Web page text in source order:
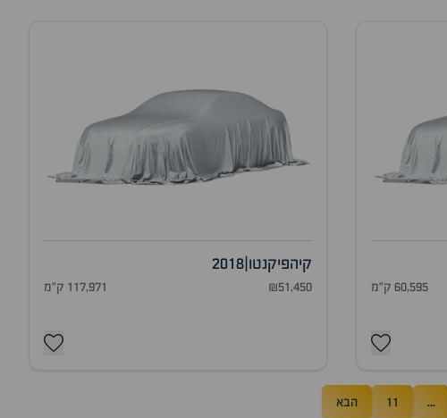
60,595 ק"מ
קיהפיקנטו 2018
₪51,450 117,971 ק"מ
...
11 הבא